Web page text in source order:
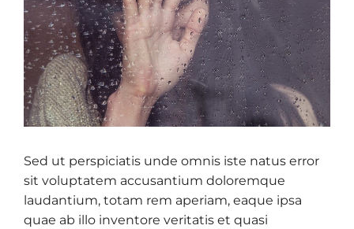
Sed ut perspiciatis unde omnis iste natus error
sit voluptatem accusantium doloremque
laudantium, totam rem aperiam, eaque ipsa
quae ab illo inventore veritatis et quasi